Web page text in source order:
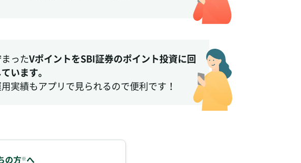
ったVポイントをSBI証券のポイント投資に回
います。
実績もアプリで見られるので便利です！
の方※へ